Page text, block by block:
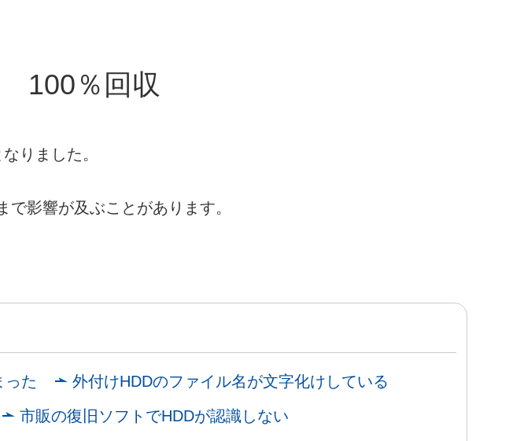
100％回収
りました。
影響が及ぶことがあります。
った
外付けHDDのファイル名が文字化けしている
市販の復旧ソフトでHDDが認識しない